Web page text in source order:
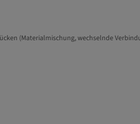
(Materialmischung, wechselnde